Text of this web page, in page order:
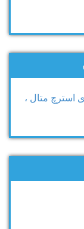
استرچ متال ،